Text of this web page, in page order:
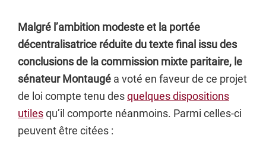
Malgré l’ambition modeste et la portée
décentralisatrice réduite du texte final issu des
conclusions de la commission mixte paritaire, le
sénateur Montaugé a voté en faveur de ce projet
de loi compte tenu desquelques dispositions
utilesqu’il comporte néanmoins. Parmi celles-ci
peuvent être citées :